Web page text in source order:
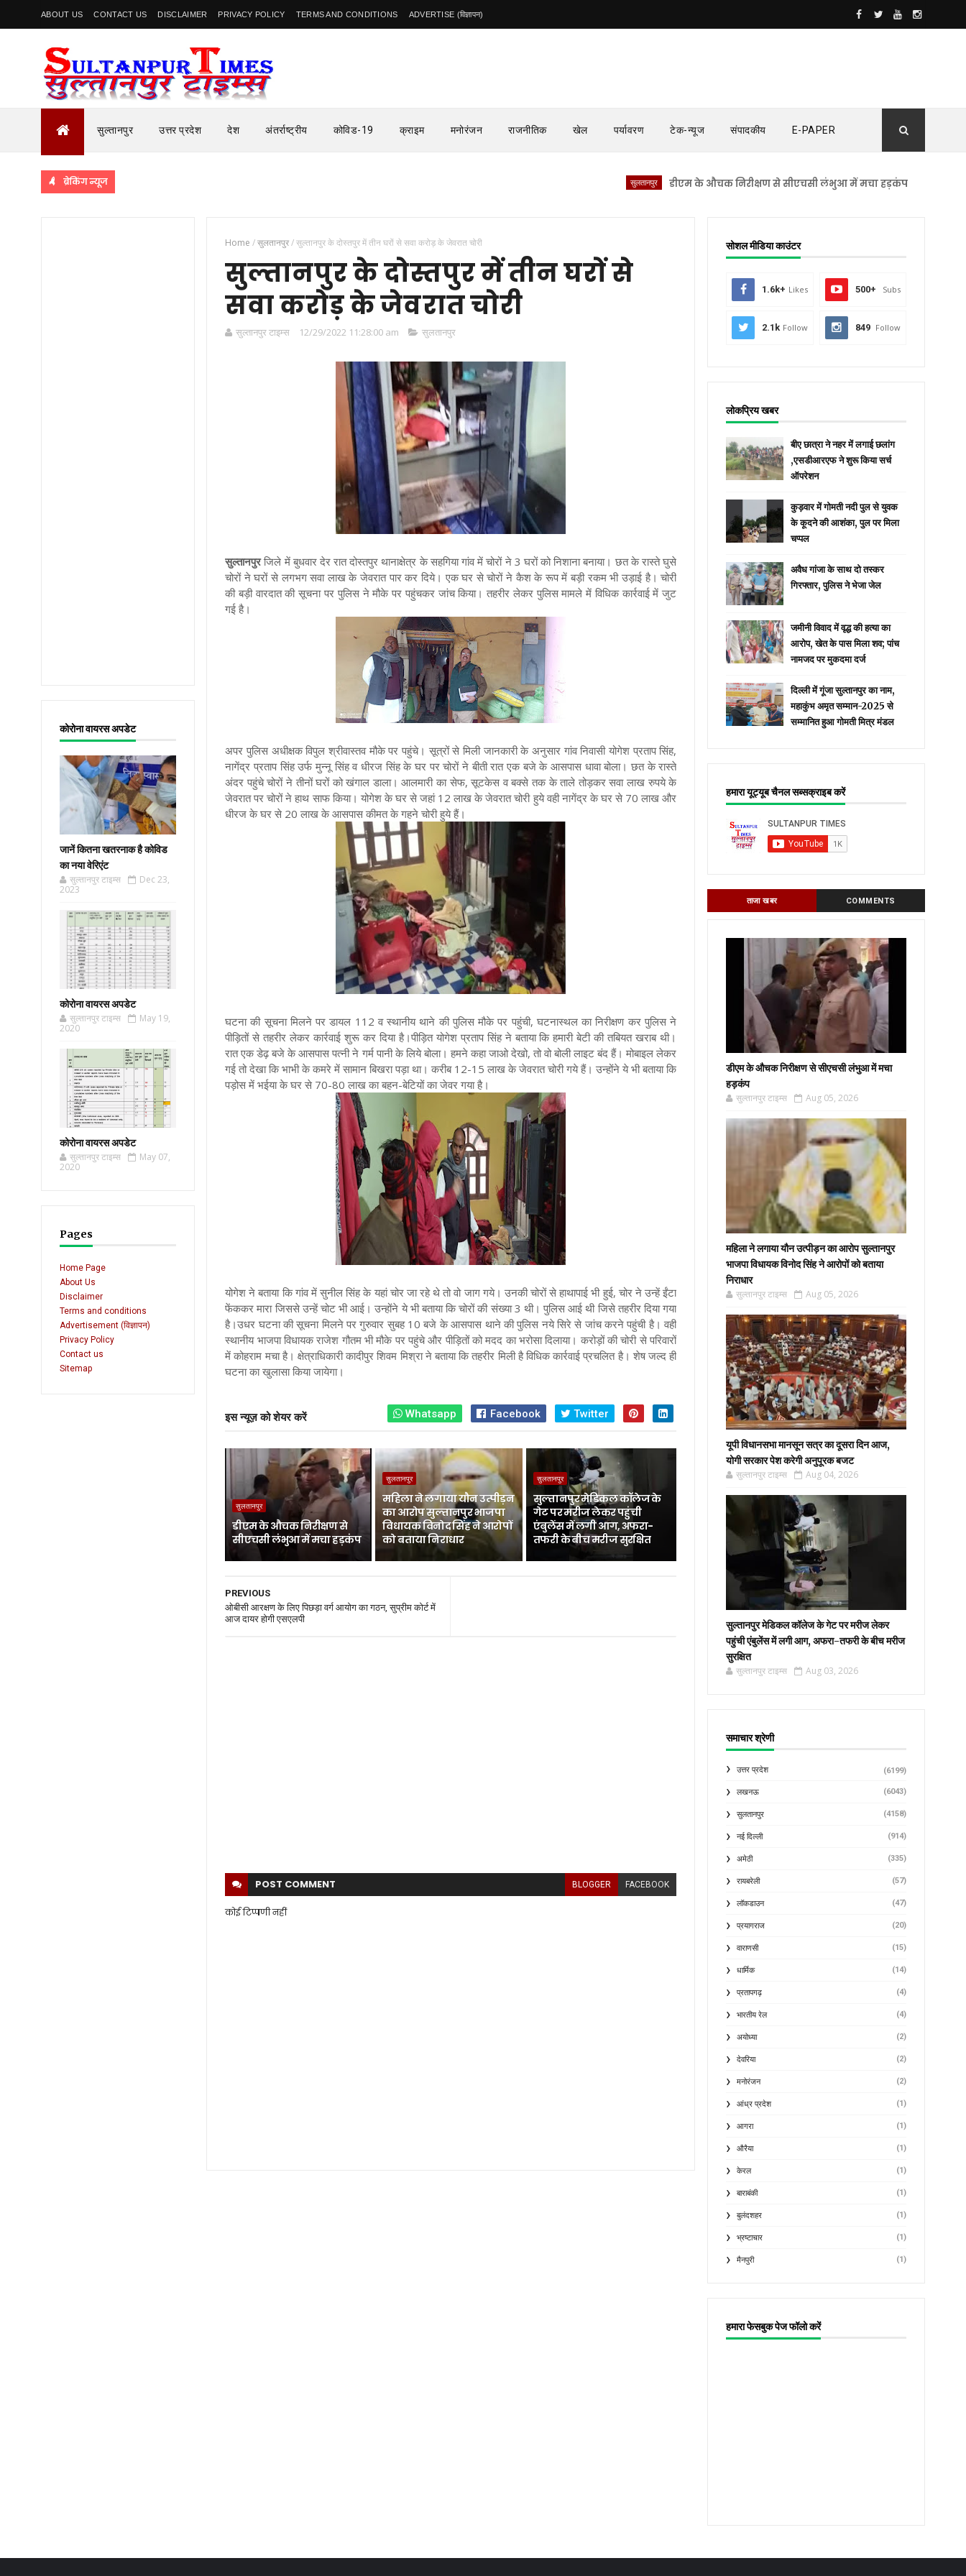
ABOUT US CONTACT US DISCLAIMER PRIVACY POLICY TERMS AND CONDITIONS ADVERTISE (विज्ञापन)
सुल्तानपुर उत्तर प्रदेश देश अंतर्राष्ट्रीय कोविड-19 क्राइम मनोरंजन राजनीतिक खेल पर्यावरण टेक-न्यूज संपादकीय E-PAPER
ब्रेकिंग न्यूज डीएम के औचक निरीक्षण से सीएचसी लंभुआ में मचा हड़कंप सुलतानपुर
कोरोना वायरस अपडेट
जानें कितना खतरनाक है कोविड
का नया वेरिएंट
सुल्तानपुर टाइम्स
Dec 23,
2023
कोरोना वायरस अपडेट
सुल्तानपुर टाइम्स
May 19,
2020
कोरोना वायरस अपडेट
सुल्तानपुर टाइम्स
May 07,
2020
Pages
Home Page
About Us
Disclaimer
Terms and conditions
Advertisement (विज्ञापन)
Privacy Policy
Contact us
Sitemap
Home /सुलतानपुर/सुल्तानपुर के दोस्तपुर में तीन घरों से सवा करोड़ के जेवरात चोरी
सुल्तानपुर के दोस्तपुर में तीन घरों से
सवा करोड़ के जेवरात चोरी
सुल्तानपुर टाइम्स 12/29/2022 11:28:00 am सुलतानपुर
सुल्तानपुरजिले में बुधवार देर रात दोस्तपुर थानाक्षेत्र के सहगिया गांव में चोरों ने 3 घरों को निशाना बनाया। छत के रास्ते घुसे
चोरों ने घरों से लगभग सवा लाख के जेवरात पार कर दिये। एक घर से चोरों ने कैश के रूप में बड़ी रकम भी उड़ाई है। चोरी
की बड़ी वारदात की सूचना पर पुलिस ने मौके पर पहुंचकर जांच किया। तहरीर लेकर पुलिस मामले में विधिक कार्रवाई में जुट
गई है।
अपर पुलिस अधीक्षक विपुल श्रीवास्तव मौके पर पहुंचे। सूत्रों से मिली जानकारी के अनुसार गांव निवासी योगेश प्रताप सिंह,
नागेंद्र प्रताप सिंह उर्फ मुन्नू सिंह व धीरज सिंह के घर पर चोरों ने बीती रात एक बजे के आसपास धावा बोला। छत के रास्ते
अंदर पहुंचे चोरों ने तीनों घरों को खंगाल डाला। आलमारी का सेफ, सूटकेस व बक्से तक के ताले तोड़कर सवा लाख रुपये के
जेवरात पर चोरों ने हाथ साफ किया। योगेश के घर से जहां 12 लाख के जेवरात चोरी हुये वही नागेंद्र के घर से 70 लाख और
धीरज के घर से 20 लाख के आसपास कीमत के गहने चोरी हुये हैं।
घटना की सूचना मिलने पर डायल 112 व स्थानीय थाने की पुलिस मौके पर पहुंची, घटनास्थल का निरीक्षण कर पुलिस ने
पीड़ितों से तहरीर लेकर कार्रवाई शुरू कर दिया है।पीड़ित योगेश प्रताप सिंह ने बताया कि हमारी बेटी की तबियत खराब थी।
रात एक डेढ़ बजे के आसपास पत्नी ने गर्म पानी के लिये बोला। हमने कहा जाओ देखो, तो वो बोली लाइट बंद हैं। मोबाइल लेकर
गई तो देखा कि भाभी के कमरे में सामान बिखरा पड़ा था। करीब 12-15 लाख के जेवरात चोरी गये हैं। उन्होंने ये भी बताया कि
पड़ोस में भईया के घर से 70-80 लाख का बहन-बेटियों का जेवर गया है।
योगेश ने बताया कि गांव में सुनील सिंह के यहां चोर जा रहे थे तो वो जाग गये। उनकी चोरों से हाथापाई भी हुई, चोर ने उन्हें ईंटा
फेंककर मारा जिससे उन्हें चोट भी आई। उन्होंने ये भी बताया कि चोरों की संख्या 3 थी। पुलिस आई थी जिसे तहरीर दिया गया
है।उधर घटना की सूचना मिलने पर गुरुवार सुबह 10 बजे के आसपास थाने की पुलिस नये सिरे से जांच करने पहुंची है। वही
स्थानीय भाजपा विधायक राजेश गौतम भी मौके पर पहुंचे और पीड़ितों को मदद का भरोसा दिलाया। करोड़ों की चोरी से परिवारों
में कोहराम मचा है। क्षेत्राधिकारी कादीपुर शिवम मिश्रा ने बताया कि तहरीर मिली है विधिक कार्रवाई प्रचलित है। शेष जल्द ही
घटना का खुलासा किया जायेगा।
इस न्यूज़ को शेयर करें Whatsapp Facebook Twitter
सुलतानपुर
डीएम के औचक निरीक्षण से
सीएचसी लंभुआ में मचा हड़कंप
सुलतानपुर
महिला ने लगाया यौन उत्पीड़न
का आरोप सुल्तानपुर भाजपा
विधायक विनोद सिंह ने आरोपों
को बताया निराधार
सुलतानपुर
सुल्तानपुर मेडिकल कॉलेज के
गेट पर मरीज लेकर पहुंची
एंबुलेंस में लगी आग, अफरा-
तफरी के बीच मरीज सुरक्षित
PREVIOUS
ओबीसी आरक्षण के लिए पिछड़ा वर्ग आयोग का गठन, सुप्रीम कोर्ट में
आज दायर होगी एसएलपी
POST COMMENT BLOGGER FACEBOOK
कोई टिप्पणी नहीं
सोशल मीडिया काउंटर
1.6k+ Likes 500+ Subs
2.1k Follow 849 Follow
लोकप्रिय खबर
बीए छात्रा ने नहर में लगाई छलांग
,एसडीआरएफ ने शुरू किया सर्च
ऑपरेशन
कुड़वार में गोमती नदी पुल से युवक
के कूदने की आशंका, पुल पर मिला
चप्पल
अवैध गांजा के साथ दो तस्कर
गिरफ्तार, पुलिस ने भेजा जेल
जमीनी विवाद में वृद्ध की हत्या का
आरोप, खेत के पास मिला शव; पांच
नामजद पर मुकदमा दर्ज
दिल्ली में गूंजा सुल्तानपुर का नाम,
महाकुंभ अमृत सम्मान-2025 से
सम्मानित हुआ गोमती मित्र मंडल
हमारा यूट्यूब चैनल सब्सक्राइब करें
ताजा खबर COMMENTS
डीएम के औचक निरीक्षण से सीएचसी लंभुआ में मचा
हड़कंप
सुल्तानपुर टाइम्स Aug 05, 2026
महिला ने लगाया यौन उत्पीड़न का आरोप सुल्तानपुर
भाजपा विधायक विनोद सिंह ने आरोपों को बताया
निराधार
सुल्तानपुर टाइम्स Aug 05, 2026
यूपी विधानसभा मानसून सत्र का दूसरा दिन आज,
योगी सरकार पेश करेगी अनुपूरक बजट
सुल्तानपुर टाइम्स Aug 04, 2026
सुल्तानपुर मेडिकल कॉलेज के गेट पर मरीज लेकर
पहुंची एंबुलेंस में लगी आग, अफरा-तफरी के बीच मरीज
सुरक्षित
सुल्तानपुर टाइम्स Aug 03, 2026
समाचार श्रेणी
उत्तर प्रदेश (6199)
लखनऊ (6043)
सुलतानपुर (4158)
नई दिल्ली (914)
अमेठी (335)
रायबरेली (57)
लॉकडाउन (47)
प्रयागराज (20)
वाराणसी (15)
धार्मिक (14)
प्रतापगढ़ (4)
भारतीय रेल (4)
अयोध्या (2)
देवरिया (2)
मनोरंजन (2)
आंध्र प्रदेश (1)
आगरा (1)
औरैया (1)
केरल (1)
बाराबंकी (1)
बुलंदशहर (1)
भ्रष्टाचार (1)
मैनपुरी (1)
हमारा फेसबुक पेज फॉलो करें